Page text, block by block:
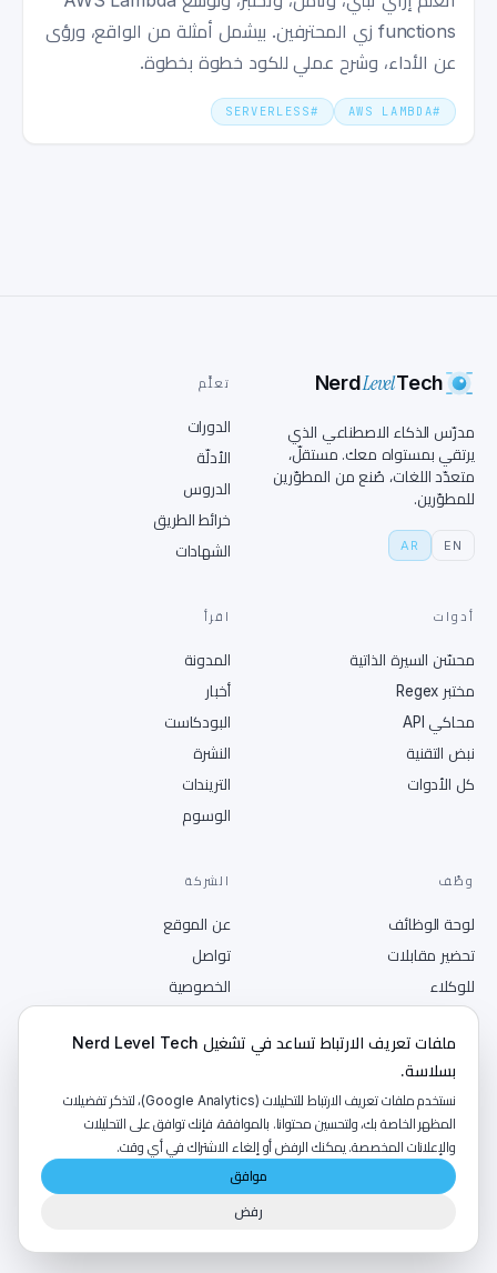
functions زي المحترفين. بيشمل أمثلة من الواقع، ورؤى
عن الأداء، وشرح عملي للكود خطوة بخطوة.
#
AWS LAMBDA
#
SERVERLESS
NerdLevelTech
مدرّس الذكاء الاصطناعي الذي
يرتقي بمستواه معك. مستقلّ،
متعدّد اللغات، صُنع من المطوّرين
للمطوّرين.
EN
AR
تعلَّم
الدورات
الأدلّة
الدروس
خرائط الطريق
الشهادات
أدوات
محسّن السيرة الذاتية
مختبر Regex
محاكي API
نبض التقنية
كل الأدوات
اقرأ
المدونة
أخبار
البودكاست
النشرة
التريندات
الوسوم
وظّف
لوحة الوظائف
تحضير مقابلات
للوكلاء
انشر وظيفة
الشركة
عن الموقع
تواصل
الخصوصية
RSS
2026
ملفات تعريف الارتباط تساعد في تشغيل Nerd Level Tech
بسلاسة.
نستخدم ملفات تعريف الارتباط للتحليلات (Google Analytics)، لتذكر تفضيلات
المظهر الخاصة بك، ولتحسين محتوانا. بالموافقة، فإنك توافق على التحليلات
والإعلانات المخصصة. يمكنك الرفض أو إلغاء الاشتراك في أي وقت.
موافق
رفض